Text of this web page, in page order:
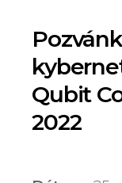
Qubit
2022